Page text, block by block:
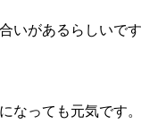
いがあるらしいです
なっても元気です。